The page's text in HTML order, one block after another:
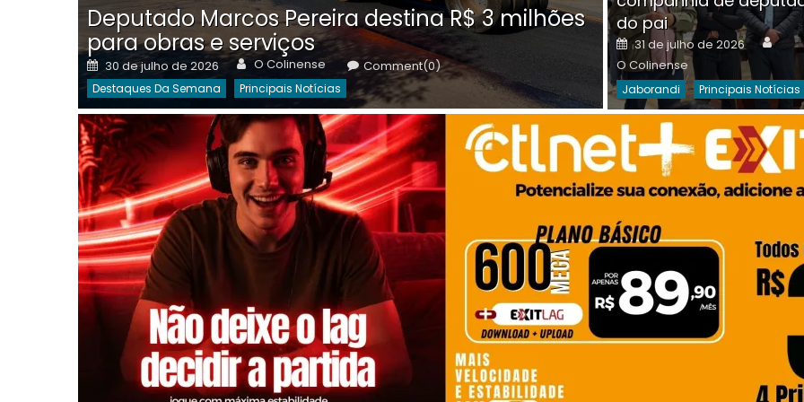
Deputado Marcos Pereira destina R$ 3 milhões
para obras e serviços
Posted
on
30 de julho de 2026 Author
O Colinense Comment(0)
Destaques Da Semana Principais Notícias
on
30 de julho de 2026 O
Destaques Da Semana
do pai
Posted
on
31 de julho de 2026
O Colinense
Jaborandi Principais Notícias